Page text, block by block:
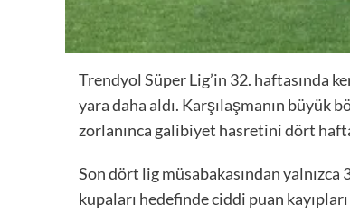
Trendyol Süper Lig’in 32. haftasında
yara daha aldı. Karşılaşmanın
zorlanınca galibiyet hasretini dört
Son dört lig müsabakasından
kupaları hedefinde ciddi puan